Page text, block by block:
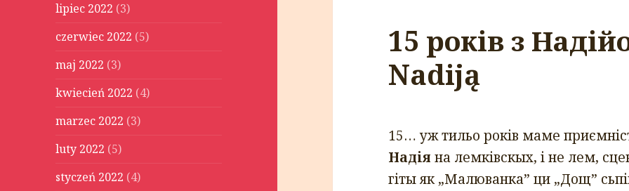
lipiec 2022 (3)
czerwiec 2022 (5)
maj 2022 (3)
kwiecień 2022 (4)
marzec 2022 (3)
luty 2022 (5)
styczeń 2022 (4)
15 років з
Nadiją
15… уж тильо років маме
Надія на лемківскых, і не лем,
гіты як „Малюванка” ци „Дощ”